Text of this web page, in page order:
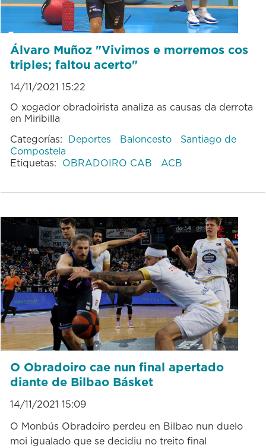
Álvaro Muñoz "Vivimos e morremos cos
triples; faltou acerto"
14/11/2021 15:22
O xogador obradoirista analiza as causas da derrota
en Miribilla
Categorías: Deportes Baloncesto
Santiago de
Compostela
Etiquetas: OBRADOIRO CAB ACB
O Obradoiro cae nun final apertado
diante de Bilbao Básket
14/11/2021 15:09
O Monbús Obradoiro perdeu en Bilbao nun duelo
moi igualado que se decidiu no treito final